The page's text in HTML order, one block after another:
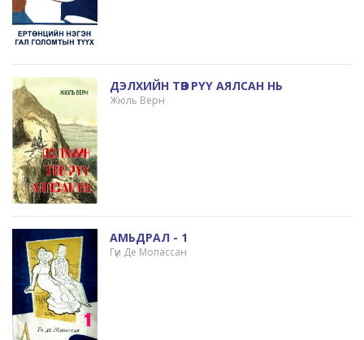
ДЭЛХИЙН ТӨВ РҮҮ АЯЛСАН НЬ
Жюль Верн
АМЬДРАЛ - 1
Гүи Де Мопассан